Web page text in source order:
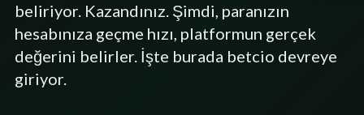
beliriyor. Kazandınız. Şimdi, paranızın
hesabınıza geçme hızı, platformun gerçek
değerini belirler. İşte burada betcio devreye
giriyor.